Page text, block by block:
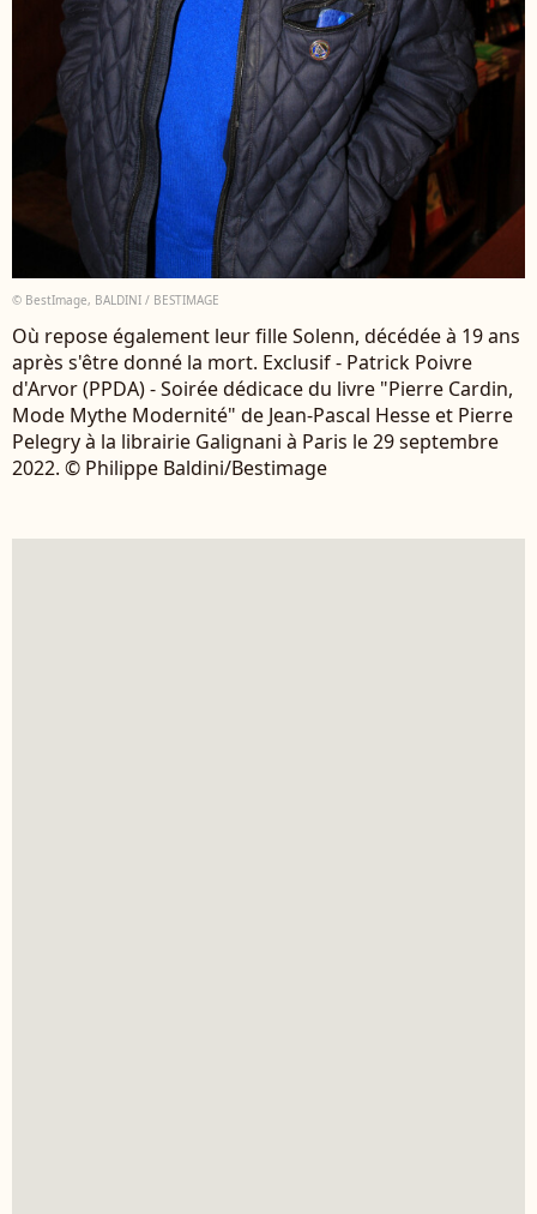
© BestImage, BALDINI / BESTIMAGE
Où repose également leur fille Solenn, décédée à 19 ans
après s'être donné la mort. Exclusif - Patrick Poivre
d'Arvor (PPDA) - Soirée dédicace du livre "Pierre Cardin,
Mode Mythe Modernité" de Jean-Pascal Hesse et Pierre
Pelegry à la librairie Galignani à Paris le 29 septembre
2022. © Philippe Baldini/Bestimage